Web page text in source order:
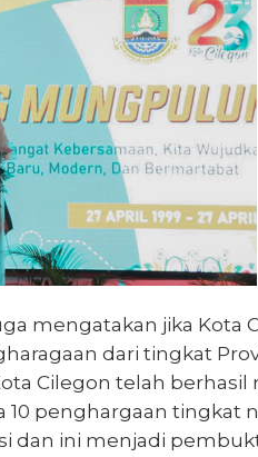
mengatakan jika Kota
dari tingkat
Cilegon telah berhasil
penghargaan tingkat
dan ini menjadi